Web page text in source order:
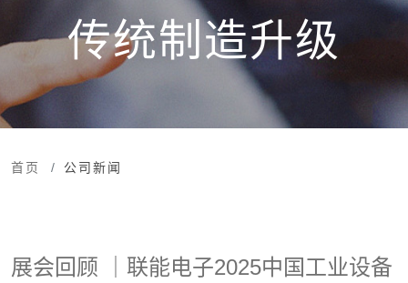
传统制造升级
首页 公司新闻
展会回顾 ｜联能电子2025中国工业设备